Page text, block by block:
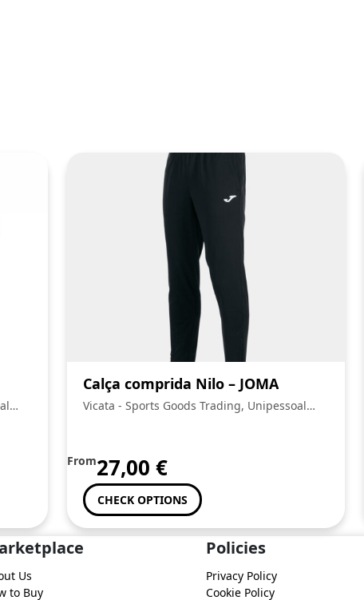
Calça comprida Nilo – JOMA
Vicata - Sports Goods Trading, Unipessoal
From27,00 €
CHECK OPTIONS
Us
to Buy
Policies
Privacy Policy
Cookie Policy